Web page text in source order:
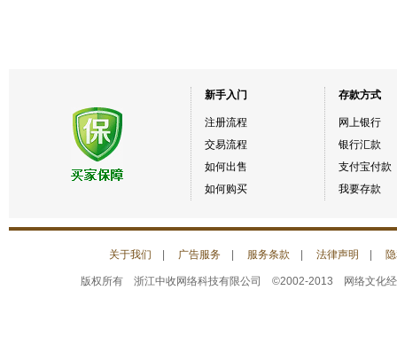
存款方式
网上银行
银行汇款
支付宝付款
我要存款
新手入门
注册流程
交易流程
如何出售
如何购买
关于我们 广告服务 服务条款 法律声明
版权所有 浙江中收网络科技有限公司 ©2002-2013 网络文化经